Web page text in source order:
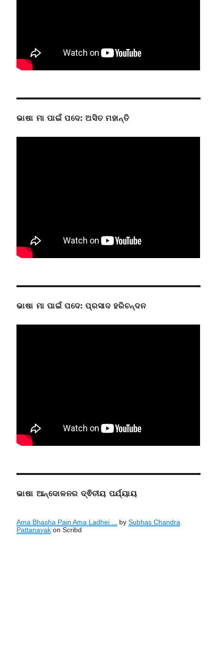
ଭାଷା ମା ପାଇଁ ପଦେ: ଅସିତ ମହାନ୍ତି
ଭାଷା ମା ପାଇଁ ପଦେ: ପ୍ରସାଦ ହରିଚନ୍ଦନ
ଭାଷା ଆନ୍ଦୋଳନର ଦ୍ଵିତୀୟ ପର୍ଯ୍ୟାୟ
Ama Bhasha Pain Ama Ladhei ... bySubhas Chandra
Pattanayak on Scribd